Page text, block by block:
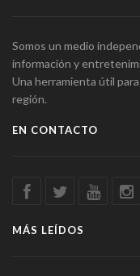
Somos un medio
información y
Una herramienta útil
región.
EN CONTACTO
MÁS LEÍDOS